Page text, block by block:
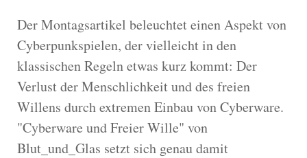
Der Montagsartikel beleuchtet einen Aspekt von
Cyberpunkspielen, der vielleicht in den
klassischen Regeln etwas kurz kommt: Der
Verlust der Menschlichkeit und des freien
Willens durch extremen Einbau von Cyberware.
"Cyberware und Freier Wille" von
Blut_und_Glas setzt sich genau damit